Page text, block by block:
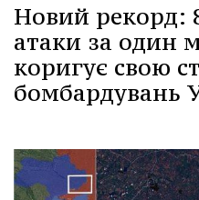
Новий рекорд:
атаки за один
коригує свою
бомбардувань